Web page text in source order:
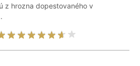
z hrozna dopestovaného v